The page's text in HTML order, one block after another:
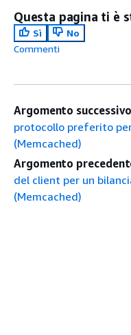
Questa pagina ti è
Sì
No
Commenti
Argomento
protocollo preferito
(Memcached)
Argomento
del client per un
(Memcached)